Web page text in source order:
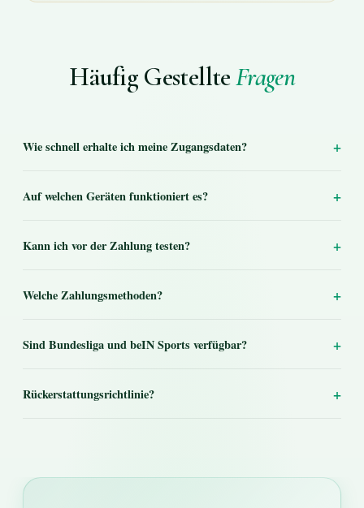
Häufig GestellteFragen
Wie schnell erhalte ich meine Zugangsdaten? +
Auf welchen Geräten funktioniert es? +
Kann ich vor der Zahlung testen? +
Welche Zahlungsmethoden? +
Sind Bundesliga und beIN Sports verfügbar? +
Rückerstattungsrichtlinie? +